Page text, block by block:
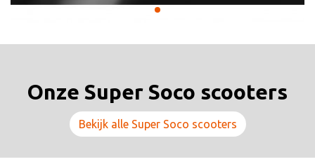
Onze Super Soco scooters
Bekijk alle Super Soco scooters